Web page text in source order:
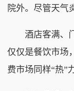
院外。尽管天气
酒店客满、门
仅仅是餐饮市场
费市场同样“热”